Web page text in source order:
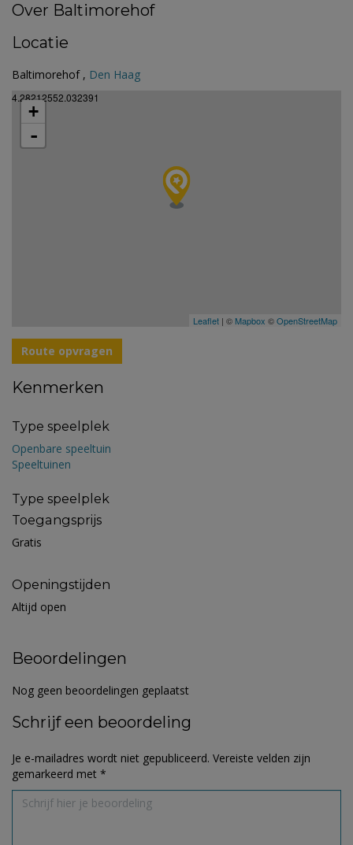
Over Baltimorehof
Locatie
Baltimorehof , Den Haag
4.28212552.032391
+
-
Leaflet | © Mapbox ©OpenStreetMap
Route opvragen
Kenmerken
Type speelplek
Openbare speeltuin
Speeltuinen
Type speelplek
Toegangsprijs
Gratis
Openingstijden
Altijd open
Beoordelingen
Nog geen beoordelingen geplaatst
Schrijf een beoordeling
Je e-mailadres wordt niet gepubliceerd. Vereiste velden zijn
gemarkeerd met *